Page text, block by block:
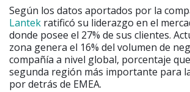
Según los datos aportados por la
Lantek ratificó su liderazgo en el
donde posee el 27% de sus clientes.
zona genera el 16% del volumen de
compañía a nivel global, porcentaje
segunda región más importante para
por detrás de EMEA.